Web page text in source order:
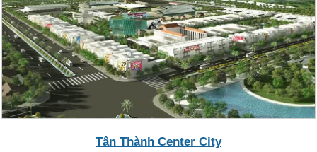
Tân Thành Center City